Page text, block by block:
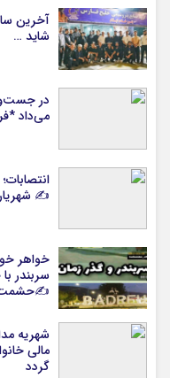
آخرین
شاید …
در
می‌داد *فرشته قاسمیان
✍
خواهر
✍حشمت
شهریه
مالی
گردد